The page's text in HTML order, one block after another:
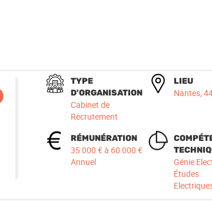
TYPE
D'ORGANISATION
Cabinet de
Recrutement
LIEU
Nantes,
RÉMUNÉRATION
35 000 € à 60 000 €
Annuel
Génie
Études